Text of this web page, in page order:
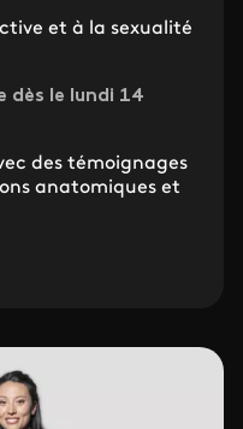
et à la sexualité
dès le lundi 14
des témoignages
anatomiques et